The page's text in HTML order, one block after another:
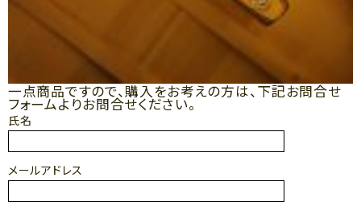
一点商品ですので、購入をお考えの方は、下記お問合せ
フォームよりお問合せください。
氏名
メールアドレス